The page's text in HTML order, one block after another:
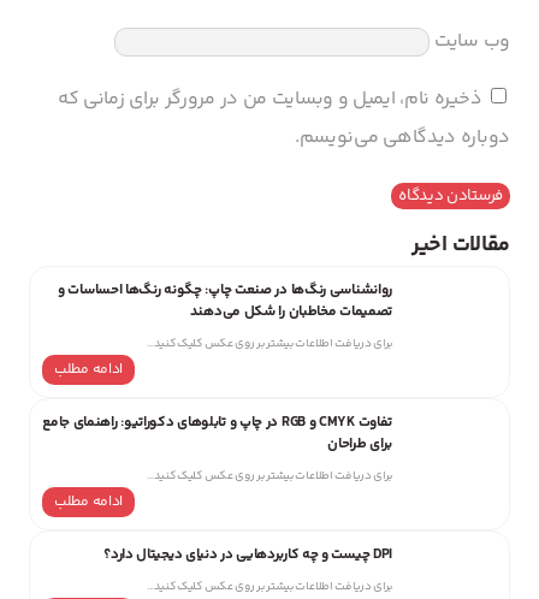
وب‌ سایت
ذخیره نام، ایمیل و وبسایت من در مرورگر برای زمانی که
دوباره دیدگاهی می‌نویسم.
مقالات اخیر
روانشناسی رنگ‌ها در صنعت چاپ: چگونه رنگ‌ها احساسات و
تصمیمات مخاطبان را شکل می‌دهند
برای دریافت اطلاعات بیشتر بر روی عکس کلیک کنید…
ادامه مطلب
تفاوت CMYK و RGB در چاپ و تابلوهای دکوراتیو: راهنمای جامع
برای طراحان
برای دریافت اطلاعات بیشتر بر روی عکس کلیک کنید…
ادامه مطلب
برای دریافت اطلاعات بیشتر بر روی عکس کلیک کنید…